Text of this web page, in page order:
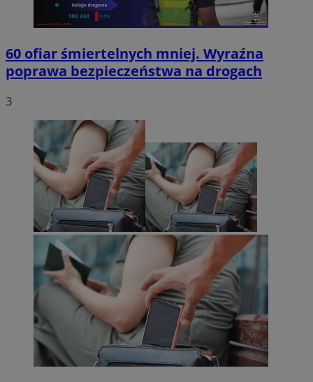
60 ofiar śmiertelnych mniej. Wyraźna
poprawa bezpieczeństwa na drogach
3